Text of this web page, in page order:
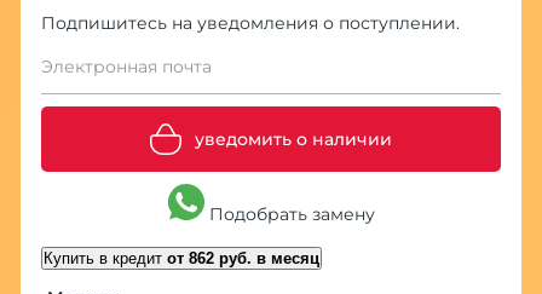
Подпишитесь на уведомления о поступлении.
Электронная почта
уведомить о наличии
Подобрать замену
Купить в кредит от 862 руб. в месяц